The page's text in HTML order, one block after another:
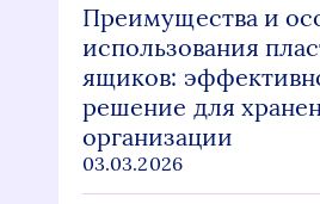
Преимущества и
использования
ящиков:
решение для
организации
03.03.2026